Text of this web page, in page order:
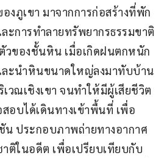
งภูเขา มาจากการก่อสร้างที่พัก
การทำลายทรัพยากรธรรมขาติ
วของชั้นหิน เมื่อเกิดฝนตกหนัก
ละนำหินขนาดใหญ่ลงมาทับบ้าน
วณเชิงเขา จนทำให้มีผู้เสียชีวิต
อบได้เดินทางเข้าพื้นที่ เพื่อ
น ประกอบภาพถ่ายทางอากาศ
ติในอดีต เพื่อเปรียบเทียบกับ